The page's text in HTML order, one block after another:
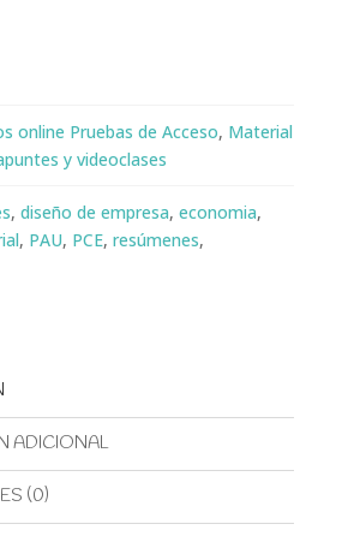
online Pruebas de Acceso, Material
y videoclases
, diseño de empresa, economia,
, PAU, PCE, resúmenes,
ADICIONAL
(0)